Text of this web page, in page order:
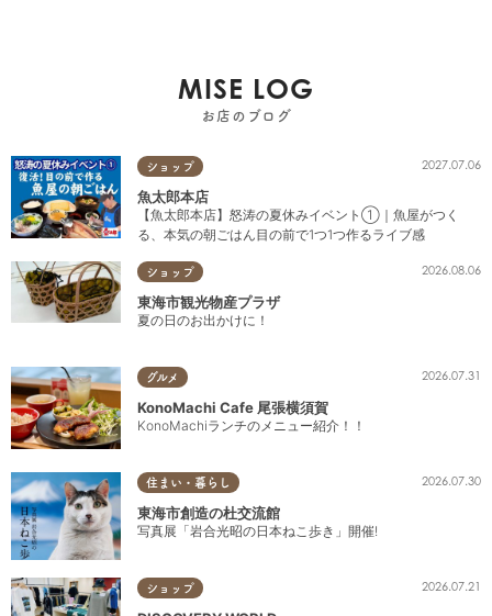
MISE LOG
お店のブログ
ショップ 2027.07.06
魚太郎本店
【魚太郎本店】怒涛の夏休みイベント①｜魚屋がつく
る、本気の朝ごはん目の前で1つ1つ作るライブ感
ショップ 2026.08.06
東海市観光物産プラザ
夏の日のお出かけに！
グルメ 2026.07.31
KonoMachi Cafe 尾張横須賀
KonoMachiランチのメニュー紹介！！
住まい・暮らし 2026.07.30
東海市創造の杜交流館
写真展「岩合光昭の日本ねこ歩き」開催!
ショップ 2026.07.21